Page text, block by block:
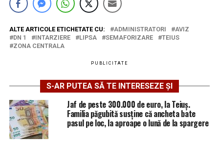
ALTE ARTICOLE ETICHETATE CU: ADMINISTRATORI
AVIZ
DN 1
INTARZIERE LIPSA SEMAFORIZARE
TEIUS
ZONA CENTRALA
PUBLICITATE
S-AR PUTEA SĂ TE INTERESEZE ȘI
Jaf de peste 300.000 de euro, la Teiuș.
Familia păgubită susține că ancheta bate
pasul pe loc, la aproape o lună de la spargere